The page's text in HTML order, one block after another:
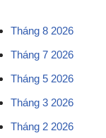
Tháng 8 2026
Tháng 7 2026
Tháng 5 2026
Tháng 3 2026
Tháng 2 2026